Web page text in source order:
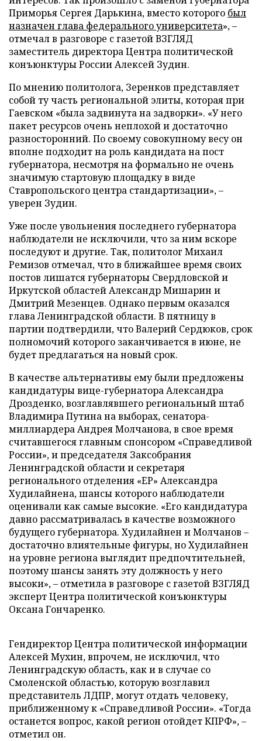
Приморья Сергея Дарькина, вместо которого был
назначен глава федерального университета», –
отмечал в разговоре с газетой ВЗГЛЯД
заместитель директора Центра политической
конъюнктуры России Алексей Зудин.
По мнению политолога, Зеренков представляет
собой ту часть региональной элиты, которая при
Гаевском «была задвинута на задворки». «У него
пакет ресурсов очень неплохой и достаточно
разносторонний. По своему совокупному весу он
вполне подходит на роль кандидата на пост
губернатора, несмотря на формально не очень
значимую стартовую площадку в виде
Ставропольского центра стандартизации», –
уверен Зудин.
Уже после увольнения последнего губернатора
наблюдатели не исключили, что за ним вскоре
последуют и другие. Так, политолог Михаил
Ремизов отмечал, что в ближайшее время своих
постов лишатся губернаторы Свердловской и
Иркутской областей Александр Мишарин и
Дмитрий Мезенцев. Однако первым оказался
глава Ленинградской области. В пятницу в
партии подтвердили, что Валерий Сердюков, срок
полномочий которого заканчивается в июне, не
будет предлагаться на новый срок.
В качестве альтернативы ему были предложены
кандидатуры вице-губернатора Александра
Дрозденко, возглавлявшего региональный штаб
Владимира Путина на выборах, сенатора-
миллиардера Андрея Молчанова, в свое время
считавшегося главным спонсором «Справедливой
России», и председателя Заксобрания
Ленинградской области и секретаря
регионального отделения «ЕР» Александра
Худилайнена, шансы которого наблюдатели
оценивали как самые высокие. «Его кандидатура
давно рассматривалась в качестве возможного
будущего губернатора. Худилайнен и Молчанов –
достаточно влиятельные фигуры, но Худилайнен
на уровне региона выглядит предпочтительней,
поэтому шансы занять эту должность у него
высоки», – отметила в разговоре с газетой ВЗГЛЯД
эксперт Центра политической конъюнктуры
Оксана Гончаренко.
Гендиректор Центра политической информации
Алексей Мухин, впрочем, не исключил, что
Ленинградскую область, как и в случае со
Смоленской областью, которую возглавил
представитель ЛДПР, могут отдать человеку,
приближенному к «Справедливой России». «Тогда
останется вопрос, какой регион отойдет КПРФ», –
отметил он.